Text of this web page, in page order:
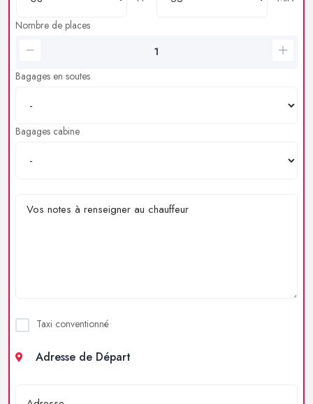
Nombre de places
Bagages en soutes
Bagages cabine
Taxi conventionné
Adresse de Départ